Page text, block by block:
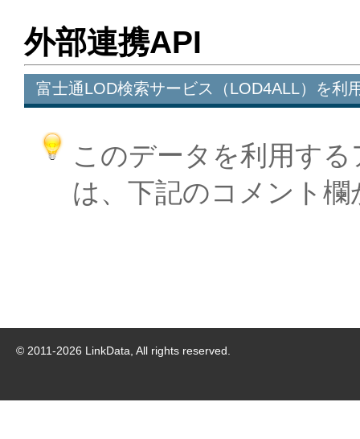
外部連携API
富士通LOD検索サービス（LOD4ALL）を利
このデータを利用す
は、下記のコメント
© 2011-2026 LinkData, All rights reserved.